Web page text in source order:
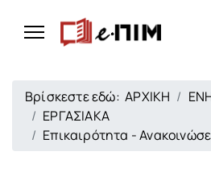
Βρίσκεστε εδώ:ΑΡΧΙΚΗ
ΕΡΓΑΣΙΑΚΑ
Επικαιρότητα -